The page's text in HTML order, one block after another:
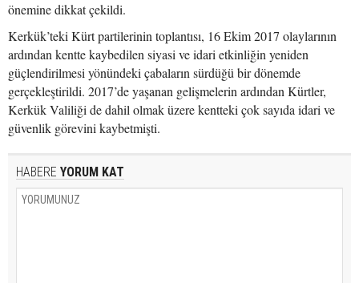
önemine dikkat çekildi.
Kerkük’teki Kürt partilerinin toplantısı, 16 Ekim 2017 olaylarının
ardından kentte kaybedilen siyasi ve idari etkinliğin yeniden
güçlendirilmesi yönündeki çabaların sürdüğü bir dönemde
gerçekleştirildi. 2017’de yaşanan gelişmelerin ardından Kürtler,
Kerkük Valiliği de dahil olmak üzere kentteki çok sayıda idari ve
güvenlik görevini kaybetmişti.
HABERE YORUM KAT